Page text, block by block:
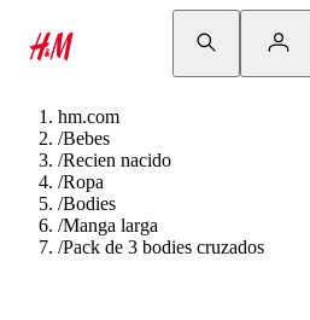
hm.com
/Bebes
/Recien nacido
/Ropa
/Bodies
/Manga larga
/Pack de 3 bodies cruzados